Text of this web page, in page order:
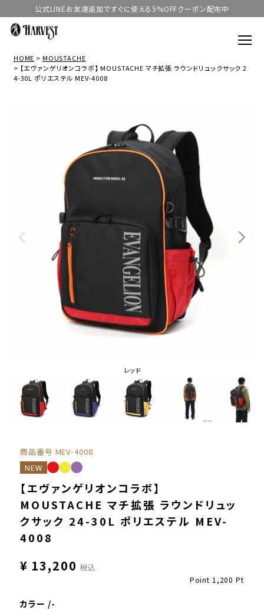
公式LINEお友達追加ですぐに使える5%OFFクーポン配布中
HOME
MOUSTACHE
【エヴァンゲリオンコラボ】 MOUSTACHE マチ拡張 ラウンドリュックサック 2
4-30L ポリエステル MEV-4008
レッド
商品番号 MEV-4008
NEW
【エヴァンゲリオンコラボ】
MOUSTACHE マチ拡張 ラウンドリュッ
クサック 24-30L ポリエステル MEV-
4008
¥ 13,200 税込
Point 1,200 Pt
カラー -